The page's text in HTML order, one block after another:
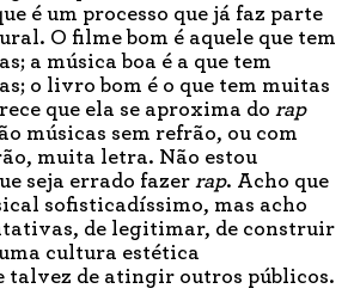
é um processo que já faz parte
O filme bom é aquele que tem
a música boa é a que tem
o livro bom é o que tem muitas
que ela se aproxima do rap
músicas sem refrão, ou com
muita letra. Não estou
seja errado fazer rap. Acho que
sofisticadíssimo, mas acho
de legitimar, de construir
cultura estética
talvez de atingir outros públicos.